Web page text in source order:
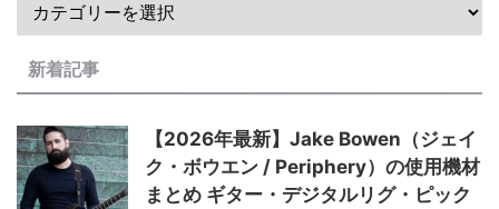
新着記事
【2026年最新】Jake Bowen（ジェイ
ク・ボウエン / Periphery）の使用機材
まとめ ギター・デジタルリグ・ピック